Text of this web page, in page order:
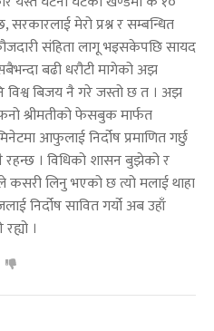
मेरो प्रश्न र सम्बन्धित
संहिता लागू भइसकेपछि सायद
बढी धरौटी मागेको अझ
विश्व बिजय नै गरे जस्तो छ त । अझ
श्रीमतीको फेसबुक मार्फत
आफुलाई निर्दोष प्रमाणित गर्छु
रहन्छ । विधिको शासन बुझेको र
कसरी लिनु भएको छ त्यो मलाई थाहा
निर्दोष सावित गर्यो अब उहाँ
।